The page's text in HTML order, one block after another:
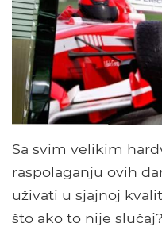
Sa svim velikim
raspolaganju ovih
uživati ​​u sjajnoj
što ako to nije